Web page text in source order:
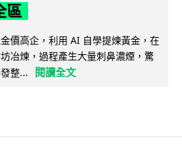
區
價高企，利用 AI 自學提煉黃金，在
冶煉，過程產生大量刺鼻濃煙，驚
整...
閱讀全文